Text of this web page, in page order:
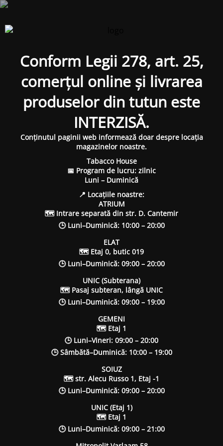
Conform Legii 278, art. 25,
comerțul online și livrarea
produselor din tutun este
INTERZISĂ.
Conținutul paginii web informează doar despre locația
magazinelor noastre.
Tabacco House
📅 Program de lucru: zilnic
Luni – Duminică
📍 Locațiile noastre:
ATRIUM
🗺 Intrare separată din str. D. Cantemir
🕒 Luni–Duminică: 10:00 – 20:00
ELAT
🗺 Etaj 0, butic 019
🕒 Luni–Duminică: 09:00 – 20:00
UNIC (Subterana)
🗺 Pasaj subteran, lângă UNIC
🕒 Luni–Duminică: 09:00 – 19:00
GEMENI
🗺 Etaj 1
🕒 Luni–Vineri: 09:00 – 20:00
🕒 Sâmbătă–Duminică: 10:00 – 19:00
SOIUZ
🗺 str. Alecu Russo 1, Etaj -1
🕒 Luni–Duminică: 09:00 – 20:00
UNIC (Etaj 1)
🗺 Etaj 1
🕒 Luni–Duminică: 09:00 – 21:00